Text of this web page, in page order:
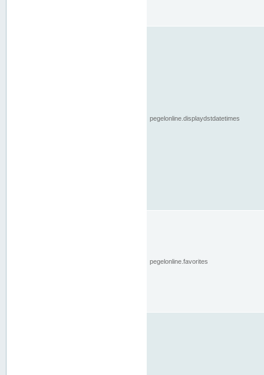
pegelonline.displaydstdatetimes
pegelonline.favorites